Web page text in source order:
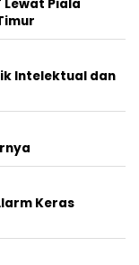
Piala
Intelektual dan
Keras